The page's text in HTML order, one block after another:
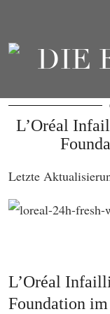
L’Oréal
Letzte
L’Oréal
Foundation im